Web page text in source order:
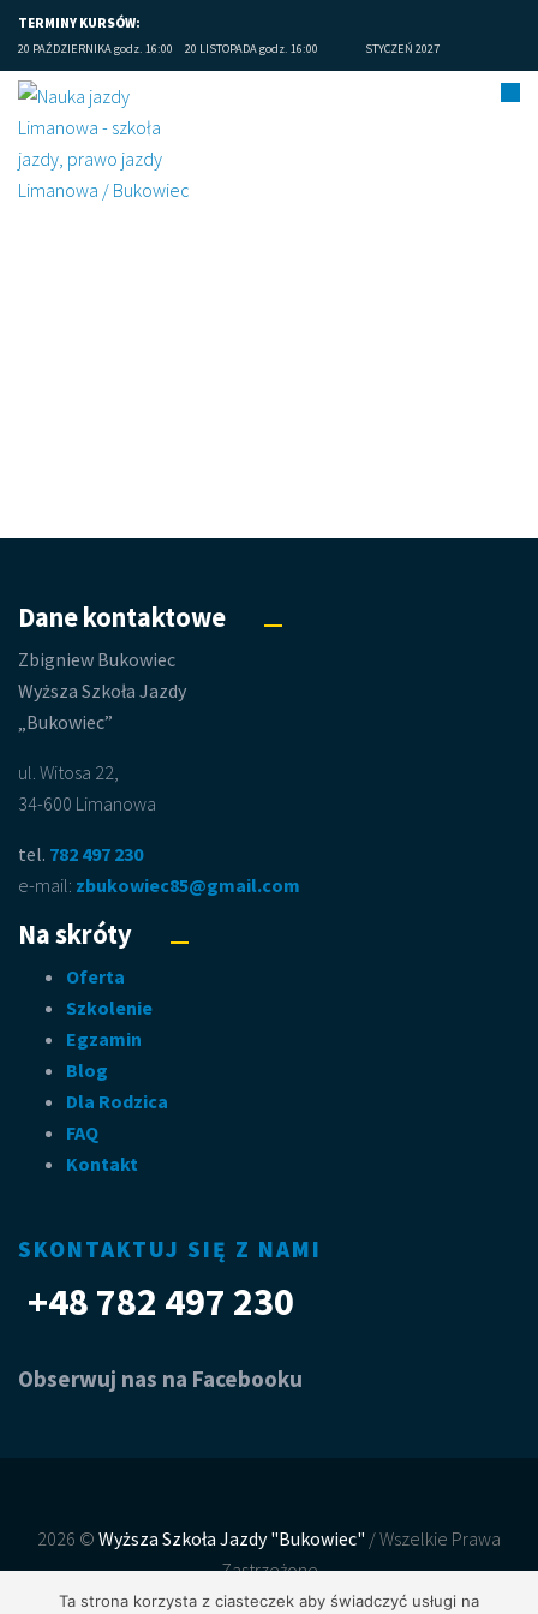
TERMINY KURSÓW:
20 PAŹDZIERNIKA godz. 16:00 20 LISTOPADA godz. 16:00 STYCZEŃ 2027
Dane kontaktowe
Zbigniew Bukowiec
Wyższa Szkoła Jazdy
„Bukowiec”
ul. Witosa 22,
34-600 Limanowa
tel. 782 497 230
e-mail: zbukowiec85@gmail.com
Na skróty
Oferta
Szkolenie
Egzamin
Blog
Dla Rodzica
FAQ
Kontakt
SKONTAKTUJ SIĘ Z NAMI
+48 782 497 230
Obserwuj nas na Facebooku
2026 © Wyższa Szkoła Jazdy "Bukowiec" / Wszelkie Prawa
Zastrzeżone
Realizacja, wdrożenie:Net-Factory
Ta strona korzysta z ciasteczek aby świadczyć usługi na